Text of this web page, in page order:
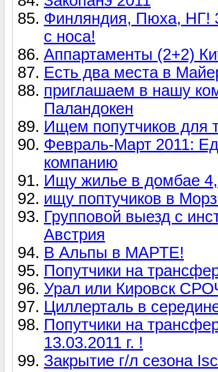
Финляндия, Пюха, НГ!
с носа!
Аппартаменты (2+2)
Есть два места в
приглашаем в нашу
Паландокен
Ищем попутчиков для
Февраль-Март 2011:
компанию
Ищу жилье в домбае
ищу поптучиков в
Групповой выезд с
Австрия
В Альпы в МАРТЕ!
Попутчики на
Урал или Кировск
Циллерталь в
Попутчики на
13.03.2011 г. !
Закрытие г/л сезона